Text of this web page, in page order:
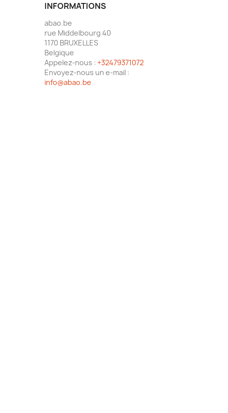
INFORMATIONS
abao.be
rue Middelbourg 40
1170 BRUXELLES
Belgique
Appelez-nous : +32479371072
Envoyez-nous un e-mail :
info@abao.be